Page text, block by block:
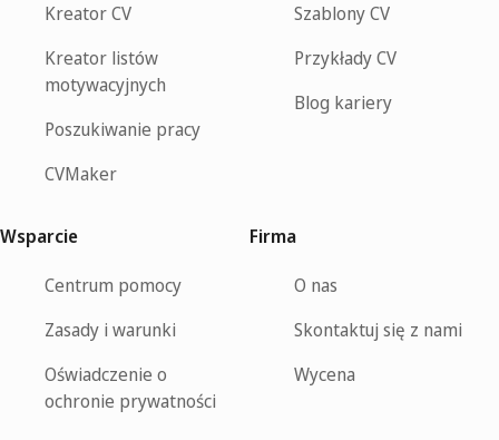
Kreator CV
Kreator listów
motywacyjnych
Poszukiwanie pracy
CVMaker
Szablony CV
Przykłady CV
Blog kariery
Wsparcie
Centrum pomocy
Zasady i warunki
Oświadczenie o
ochronie prywatności
Firma
O nas
Skontaktuj się z nami
Wycena